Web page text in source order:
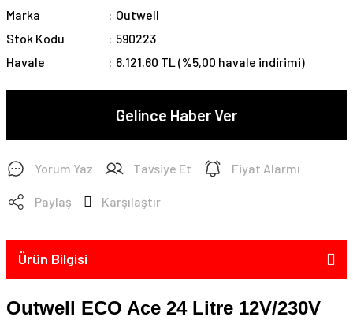
Marka
Outwell
Stok Kodu
590223
Havale
8.121,60 TL (%5,00 havale indirimi)
Gelince Haber Ver
Yorum Yaz Tavsiye Et Fiyat Alarmı
Paylaş Karşılaştır
Ürün Bilgisi
Outwell ECO Ace 24 Litre 12V/230V